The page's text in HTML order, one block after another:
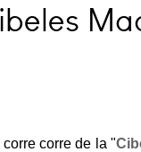
corre de la "